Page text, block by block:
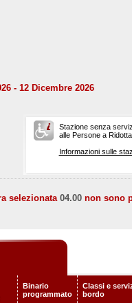
- 12 Dicembre 2026
Stazione senza
alle Persone a
Informazioni sulle
selezionata04.00 non sono
Binario
programmato
Classi e
bordo